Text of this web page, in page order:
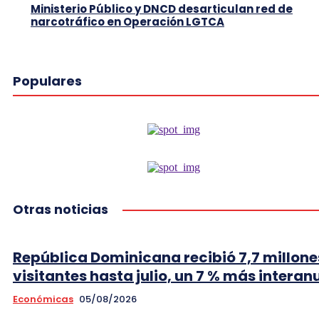
Ministerio Público y DNCD desarticulan red de
narcotráfico en Operación LGTCA
Populares
Otras noticias
República Dominicana recibió 7,7
visitantes hasta julio, un 7 % más
Económicas 05/08/2026